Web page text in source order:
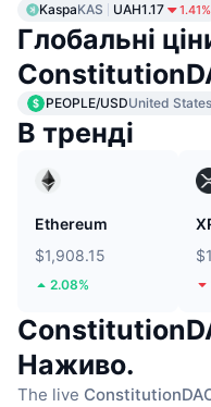
KaspaKAS UAH1.17 1.41%
Глобальні
PEOPLE/USDUnited
В тренді
Ethereum
$1,908.15
2.08%
Наживо.
The live